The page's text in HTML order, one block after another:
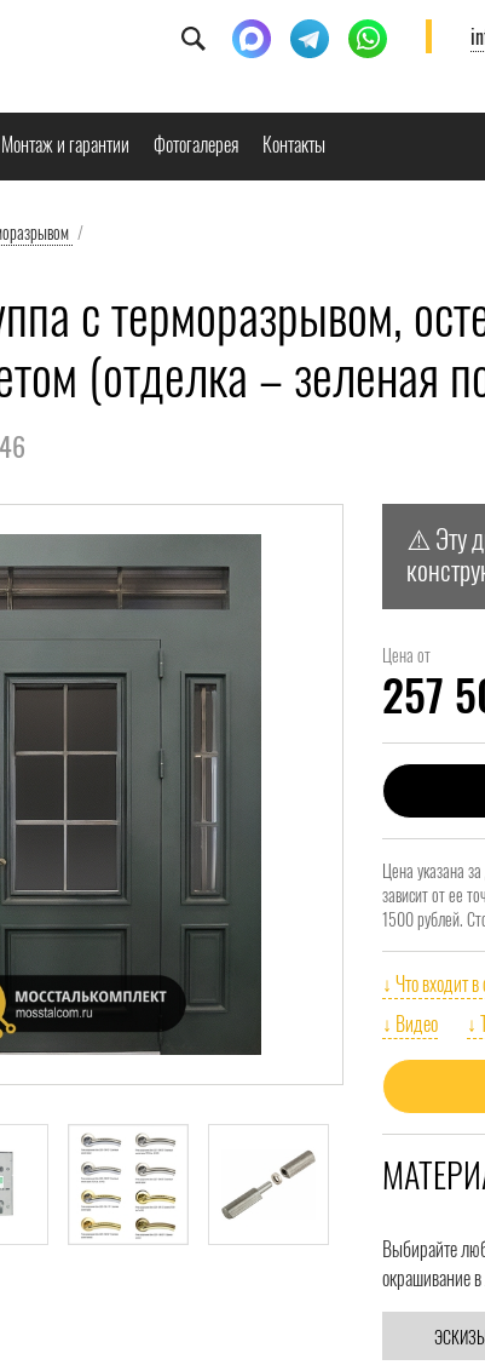
Монтаж и гарантии Фотогалерея Контакты
/
с терморазрывом,
(отделка – зеленая
⚠️ Эту
Цена от
257
Цена указана
зависит от ее
1500 рублей.
↓ Что входит в
↓ Видео
↓
Выбирайте
окрашивание